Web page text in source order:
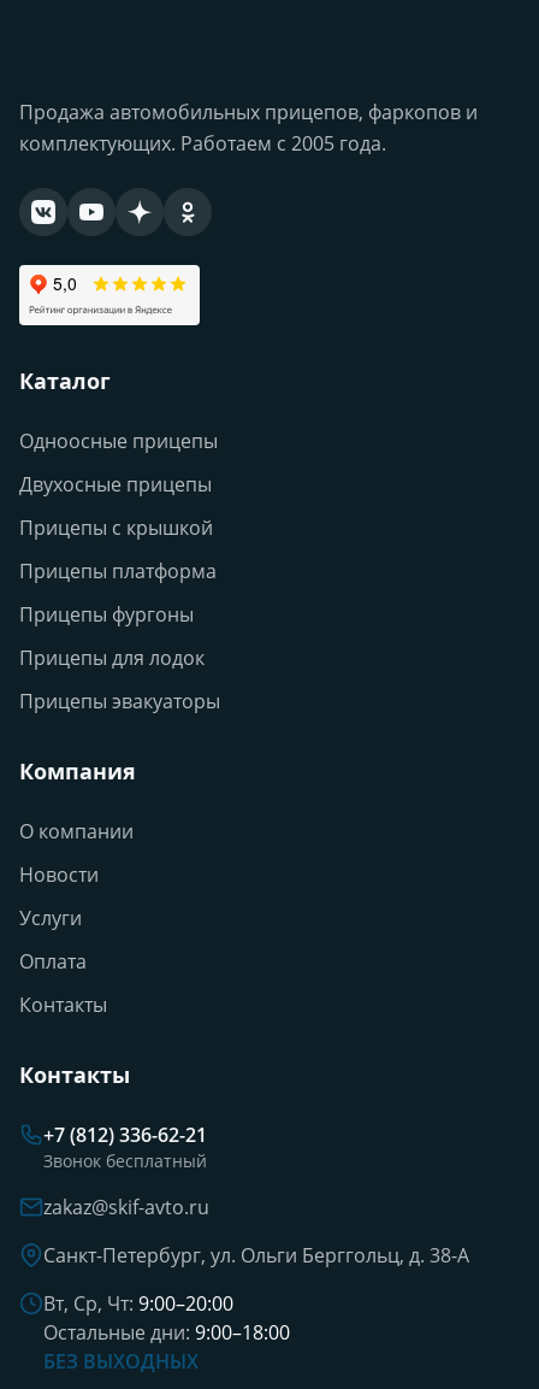
Продажа автомобильных прицепов, фаркопов и
комплектующих. Работаем с 2005 года.
Каталог
Одноосные прицепы
Двухосные прицепы
Прицепы с крышкой
Прицепы платформа
Прицепы фургоны
Прицепы для лодок
Прицепы эвакуаторы
Компания
О компании
Новости
Услуги
Оплата
Контакты
Контакты
+7 (812) 336-62-21
Звонок бесплатный
zakaz@skif-avto.ru
Санкт-Петербург, ул. Ольги Берггольц, д. 38-А
Вт, Ср, Чт: 9:00–20:00
Остальные дни: 9:00–18:00
БЕЗ ВЫХОДНЫХ